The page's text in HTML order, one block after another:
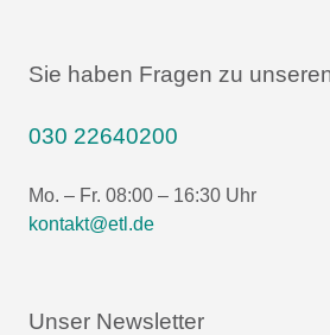
Sie haben Fragen zu
030 22640200
Mo. – Fr. 08:00 – 16:30 Uhr
kontakt@etl.de
Unser Newsletter